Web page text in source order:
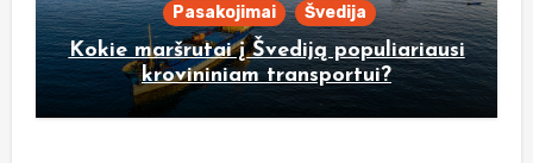
Pasakojimai Švedija
Kokie maršrutai į Švediją populiariausi
krovininiam transportui?